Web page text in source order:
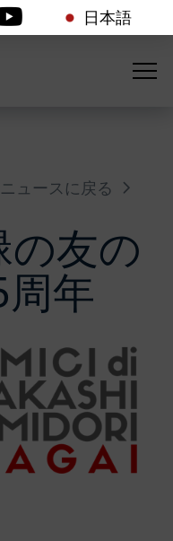
日本語
ュースに戻る
友の
年